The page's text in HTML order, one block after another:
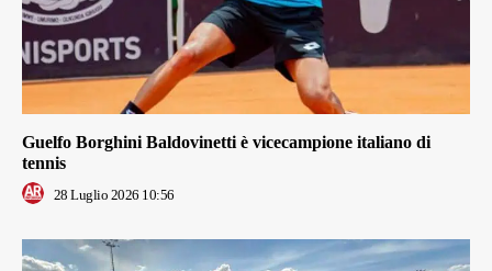
Guelfo Borghini Baldovinetti è vicecampione italiano di
tennis
28 Luglio 2026 10:56